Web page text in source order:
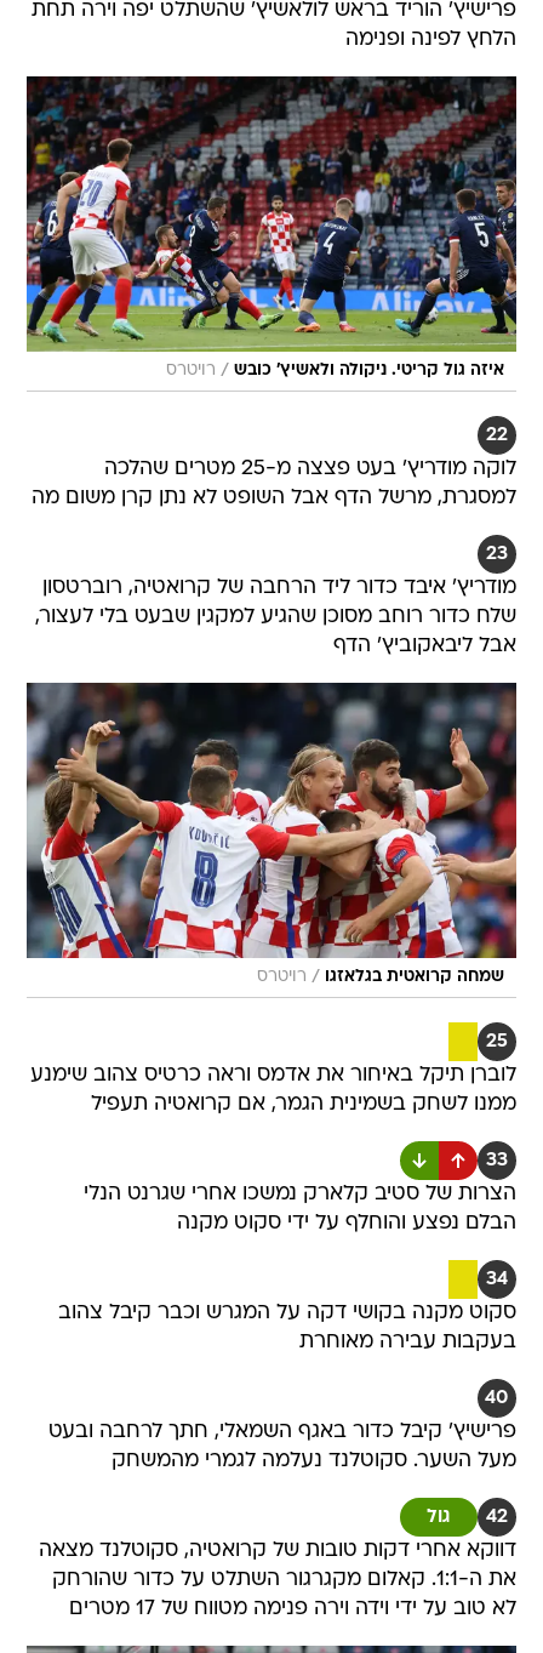
פרישיץ' הוריד בראש לולאשיץ' שהשתלט יפה וירה תחת
הלחץ לפינה ופנימה
איזה גול קריטי. ניקולה ולאשיץ' כובש / רויטרס
22
לוקה מודריץ' בעט פצצה מ-25 מטרים שהלכה
למסגרת, מרשל הדף אבל השופט לא נתן קרן משום מה
23
מודריץ' איבד כדור ליד הרחבה של קרואטיה, רוברטסון
שלח כדור רוחב מסוכן שהגיע למקגין שבעט בלי לעצור,
אבל ליבאקוביץ' הדף
שמחה קרואטית בגלאזגו / רויטרס
25
לוברן תיקל באיחור את אדמס וראה כרטיס צהוב שימנע
ממנו לשחק בשמינית הגמר, אם קרואטיה תעפיל
33
הצרות של סטיב קלארק נמשכו אחרי שגרנט הנלי
הבלם נפצע והוחלף על ידי סקוט מקנה
34
סקוט מקנה בקושי דקה על המגרש וכבר קיבל צהוב
בעקבות עבירה מאוחרת
40
פרישיץ' קיבל כדור באגף השמאלי, חתך לרחבה ובעט
מעל השער. סקוטלנד נעלמה לגמרי מהמשחק
42 גול
דווקא אחרי דקות טובות של קרואטיה, סקוטלנד מצאה
את ה-1:1. קאלום מקגרגור השתלט על כדור שהורחק
לא טוב על ידי וידה וירה פנימה מטווח של 17 מטרים